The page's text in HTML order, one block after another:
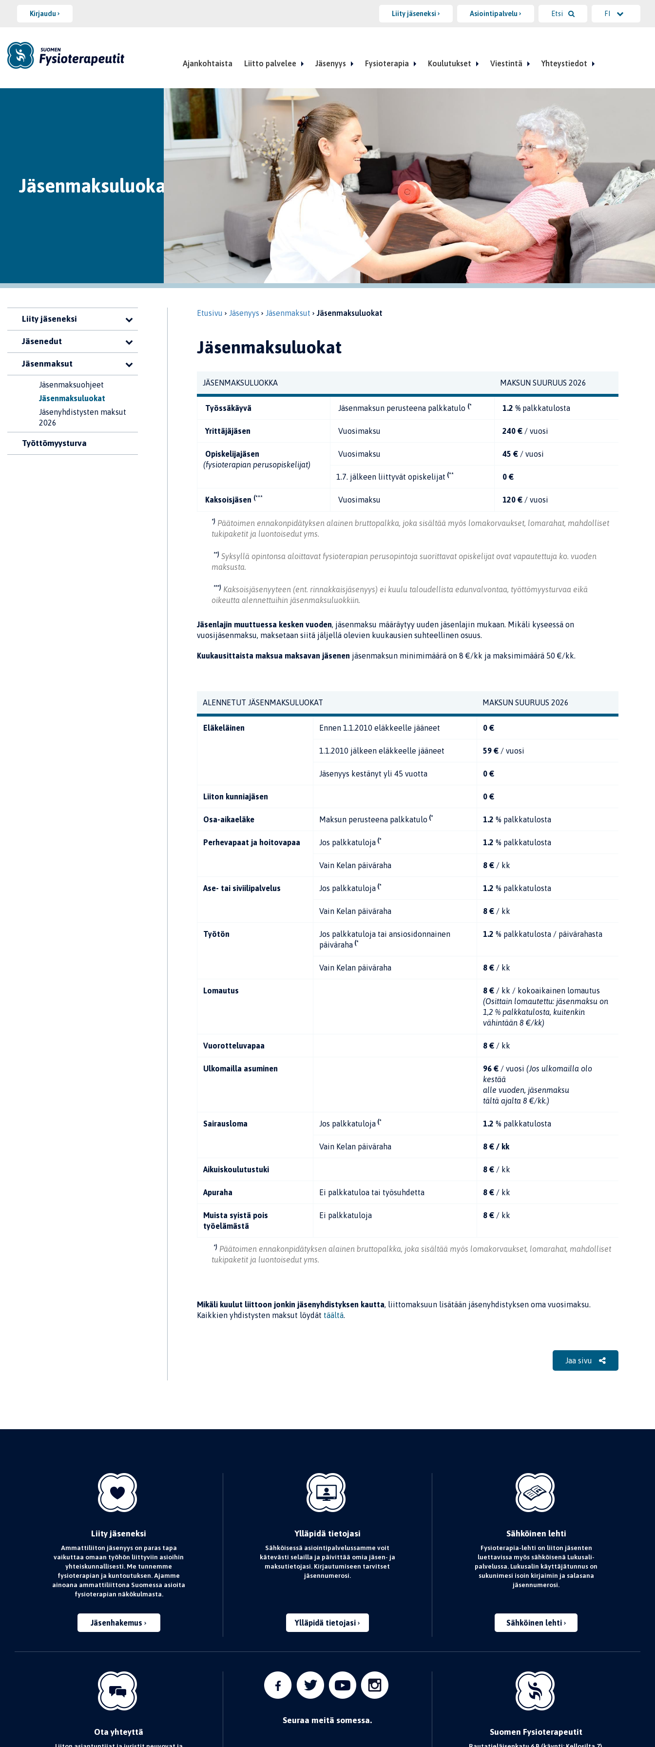
Kirjaudu Liity jäseneksi Asiointipalvelu Etsi FI
Ajankohtaista Liitto palvelee Jäsenyys Fysioterapia Koulutukset Viestintä Yhteystiedot
Jäsenmaksuluokat
Liity jäseneksi
Jäsenedut
Jäsenmaksut
Jäsenmaksuohjeet
Jäsenmaksuluokat
Jäsenyhdistysten maksut
2026
Työttömyysturva
Etusivu Jäsenyys Jäsenmaksut Jäsenmaksuluokat
Jäsenmaksuluokat
JÄSENMAKSULUOKKA MAKSUN SUURUUS 2026
Työssäkäyvä Jäsenmaksun perusteena palkkatulo (* 1.2 %palkkatulosta
Yrittäjäjäsen Vuosimaksu 240 €/ vuosi
Opiskelijajäsen
(fysioterapian perusopiskelijat)
Vuosimaksu 45 €/ vuosi
1.7. jälkeen liittyvät opiskelijat (** 0 €
Kaksoisjäsen (*** Vuosimaksu 120 €/ vuosi
*) Päätoimen ennakonpidätyksen alainen bruttopalkka, joka sisältää myös lomakorvaukset, lomarahat, mahdolliset
tukipaketit ja luontoisedut yms.
**) Syksyllä opintonsa aloittavat fysioterapian perusopintoja suorittavat opiskelijat ovat vapautettuja ko. vuoden
maksusta.
***) Kaksoisjäsenyyteen (ent. rinnakkaisjäsenyys) ei kuulu taloudellista edunvalvontaa, työttömyysturvaa eikä
oikeutta alennettuihin jäsenmaksuluokkiin.
Jäsenlajin muuttuessa kesken vuoden, jäsenmaksu määräytyy uuden jäsenlajin mukaan. Mikäli kyseessä on
vuosijäsenmaksu, maksetaan siitä jäljellä olevien kuukausien suhteellinen osuus.
Kuukausittaista maksua maksavan jäsenen jäsenmaksun minimimäärä on 8 €/kk ja maksimimäärä 50 €/kk.
ALENNETUT JÄSENMAKSULUOKAT MAKSUN SUURUUS 2026
Eläkeläinen Ennen 1.1.2010 eläkkeelle jääneet 0 €
1.1.2010 jälkeen eläkkeelle jääneet 59 €/ vuosi
Jäsenyys kestänyt yli 45 vuotta 0 €
Liiton kunniajäsen 0 €
Osa-aikaeläke Maksun perusteena palkkatulo (* 1.2 % palkkatulosta
Perhevapaat ja hoitovapaa Jos palkkatuloja (* 1.2 % palkkatulosta
Vain Kelan päiväraha 8 €/ kk
Ase- tai siviilipalvelus Jos palkkatuloja (* 1.2 % palkkatulosta
Vain Kelan päiväraha 8 €/ kk
Työtön
Jos palkkatuloja tai ansiosidonnainen
päiväraha (*
1.2 % palkkatulosta / päivärahasta
Vain Kelan päiväraha 8 €/ kk
Lomautus 8 €/ kk / kokoaikainen lomautus
(Osittain lomautettu: jäsenmaksu on
1,2 % palkkatulosta, kuitenkin
vähintään 8 €/kk)
Vuorotteluvapaa 8 €/ kk
Ulkomailla asuminen 96 €/ vuosi (Jos ulkomailla olo
kestää
alle vuoden, jäsenmaksu
tältä ajalta 8 €/kk.)
Sairausloma Jos palkkatuloja (* 1.2 % palkkatulosta
Vain Kelan päiväraha 8 € / kk
Aikuiskoulutustuki 8 €/ kk
Apuraha Ei palkkatuloa tai työsuhdetta 8 €/ kk
Muista syistä pois
työelämästä
Ei palkkatuloja 8 €/ kk
*) Päätoimen ennakonpidätyksen alainen bruttopalkka, joka sisältää myös lomakorvaukset, lomarahat, mahdolliset
tukipaketit ja luontoisedut yms.
Mikäli kuulut liittoon jonkin jäsenyhdistyksen kautta, liittomaksuun lisätään jäsenyhdistyksen oma vuosimaksu.
Kaikkien yhdistysten maksut löydät täältä.
Jaa sivu
Liity jäseneksi
Ammattiliiton jäsenyys on paras tapa
vaikuttaa omaan työhön liittyviin asioihin
yhteiskunnallisesti. Me tunnemme
fysioterapian ja kuntoutuksen. Ajamme
ainoana ammattiliittona Suomessa asioita
fysioterapian näkökulmasta.
Jäsenhakemus
Ylläpidä tietojasi
Sähköisessä asiointipalvelussamme voit
kätevästi selailla ja päivittää omia jäsen- ja
maksutietojasi. Kirjautumiseen tarvitset
jäsennumerosi.
Ylläpidä tietojasi
Sähköinen lehti
Fysioterapia-lehti on liiton jäsenten
luettavissa myös sähköisenä Lukusali-
palvelussa. Lukusalin käyttäjätunnus on
sukunimesi isoin kirjaimin ja salasana
jäsennumerosi.
Sähköinen lehti
Ota yhteyttä
Seuraa meitä somessa.
Suomen Fysioterapeutit